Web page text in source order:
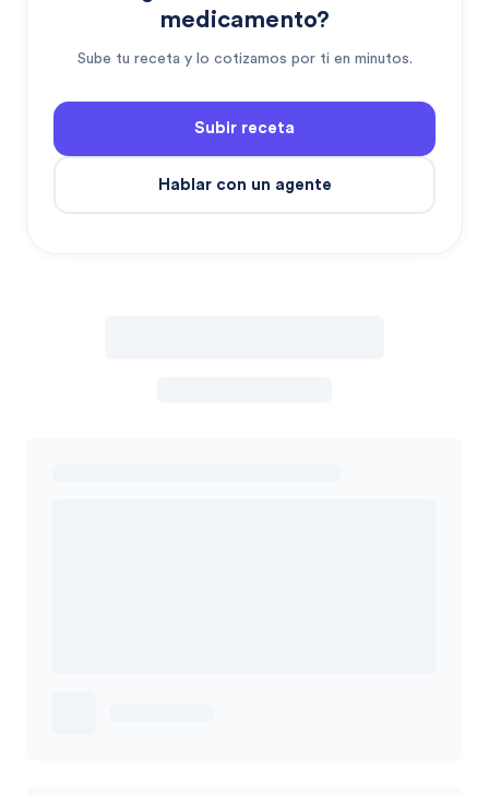
medicamento?
Sube tu receta y lo cotizamos por ti en minutos.
Subir receta
Hablar con un agente